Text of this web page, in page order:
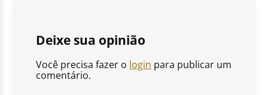
Deixe sua opinião
Você precisa fazer o login para publicar um
comentário.